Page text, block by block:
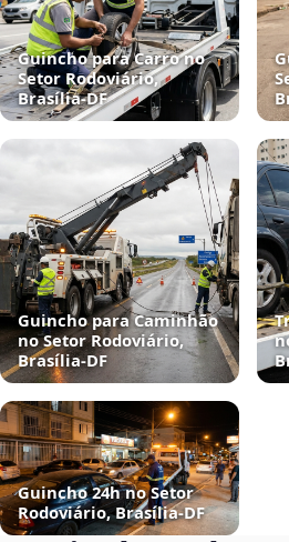
Guincho para Carro no
Setor Rodoviário,
Brasília‑DF
Guincho para Caminhão
no Setor Rodoviário,
Brasília‑DF
Guincho 24h no Setor
Rodoviário, Brasília‑DF